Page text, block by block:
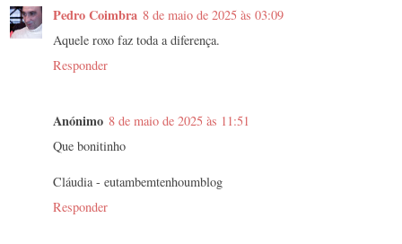
Pedro Coimbra 8 de maio de 2025 às 03:09
Aquele roxo faz toda a diferença.
Responder
Anónimo 8 de maio de 2025 às 11:51
Que bonitinho
Cláudia - eutambemtenhoumblog
Responder